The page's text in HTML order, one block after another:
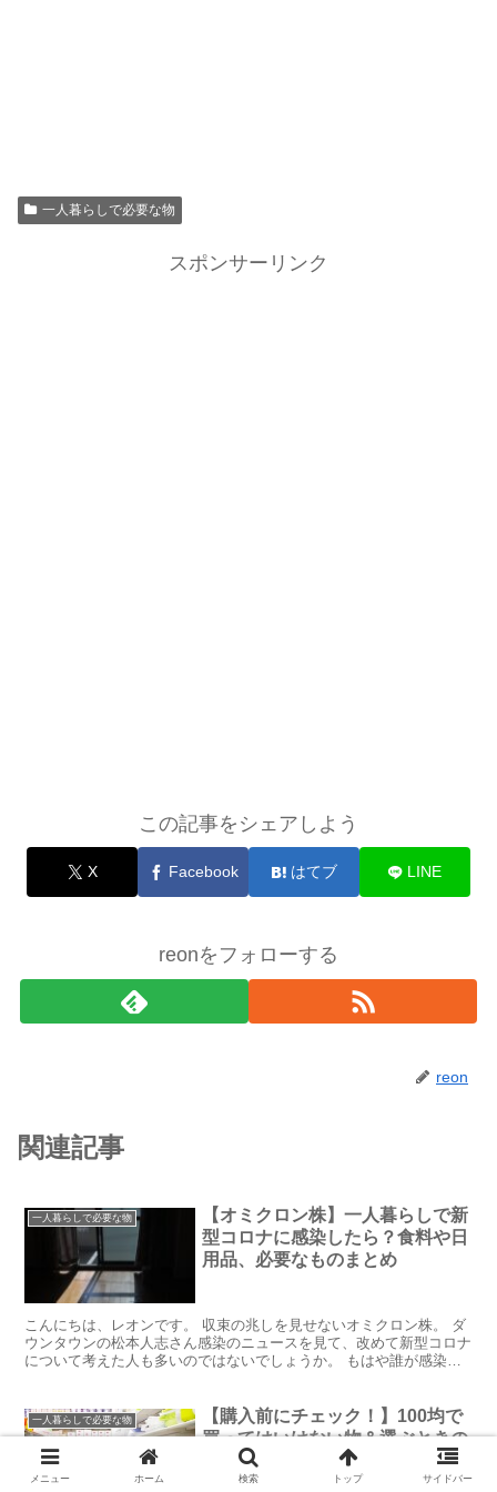
一人暮らしで必要な物
スポンサーリンク
この記事をシェアしよう
X Facebook はてブ LINE
reonをフォローする
reon
関連記事
一人暮らしで必要な物
【オミクロン株】一人暮らしで新
型コロナに感染したら？食料や日
用品、必要なものまとめ
こんにちは、レオンです。 収束の兆しを見せないオミクロン株。 ダ
ウンタウンの松本人志さん感染のニュースを見て、改めて新型コロナ
について考えた人も多いのではないでしょうか。 もはや誰が感染し
一人暮らしで必要な物
【購入前にチェック！】100均で
買ってはいけない物＆選ぶときの
ポイント
メニュー ホーム 検索 トップ サイドバー